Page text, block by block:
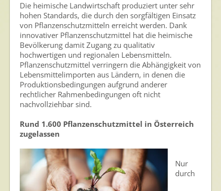
Die heimische Landwirtschaft produziert unter sehr
hohen Standards, die durch den sorgfältigen Einsatz
von Pflanzenschutzmitteln erreicht werden. Dank
innovativer Pflanzenschutzmittel hat die heimische
Bevölkerung damit Zugang zu qualitativ
hochwertigen und regionalen Lebensmitteln.
Pflanzenschutzmittel verringern die Abhängigkeit von
Lebensmittelimporten aus Ländern, in denen die
Produktionsbedingungen aufgrund anderer
rechtlicher Rahmenbedingungen oft nicht
nachvollziehbar sind.
Rund 1.600 Pflanzenschutzmittel in Österreich
zugelassen
Nur
durch